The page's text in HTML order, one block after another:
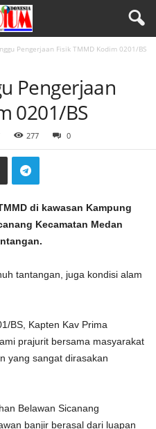
Pengerjaan Fisik TMMD Kodim 0201/BS
Pengerjaan
0201/BS
277 0
di kawasan Kampung
Kecamatan Medan
tantangan, juga kondisi alam
BS, Kapten Kav Prima
prajurit bersama masyarakat
yang sangat dirasakan
Belawan Sicanang
banjir berasal dari luapan